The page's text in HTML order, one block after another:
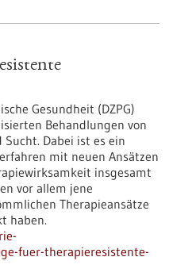
Gesundheit (DZPG)
Behandlungen von
Dabei ist es ein
mit neuen Ansätzen
insgesamt
vor allem jene
Therapieansätze
haben.
fuer-therapieresistente-